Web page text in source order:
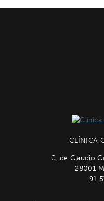
CLÍNICA
C. de Claudio
28001
91